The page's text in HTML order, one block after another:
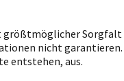
größtmöglicher
nicht garantieren.
entstehen, aus.